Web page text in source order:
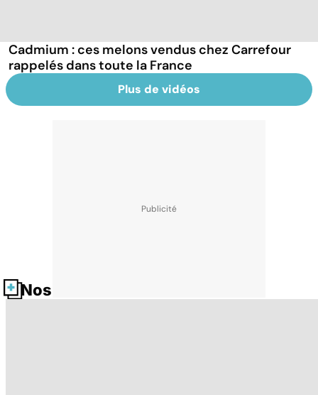
Cadmium : ces melons vendus chez Carrefour
rappelés dans toute la France
Plus de vidéos
Nos fiches santé